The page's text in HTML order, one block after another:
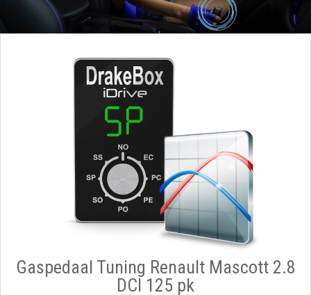
Gaspedaal Tuning Renault Mascott 2.8
DCI 125 pk